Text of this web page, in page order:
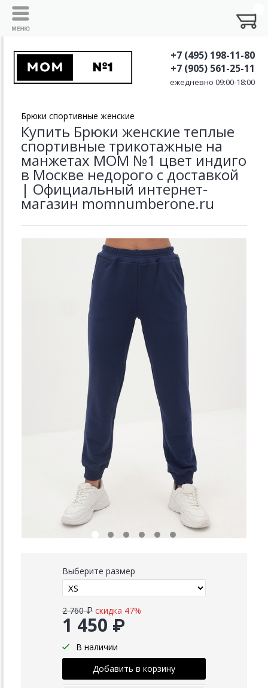
+7 (495) 198-11-80
+7 (905) 561-25-11
ежедневно 09:00-18:00
Брюки спортивные женские
Купить Брюки женские теплые
спортивные трикотажные на
манжетах MOM №1 цвет индиго
в Москве недорого с доставкой
| Официальный интернет-
магазин momnumberone.ru
Выберите размер
1 450 ₽
2 760 ₽ скидка 47%
В наличии